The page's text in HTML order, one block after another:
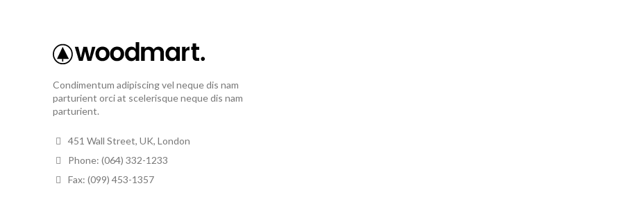
Condimentum adipiscing vel neque dis nam
parturient orci at scelerisque neque dis nam
parturient.
451 Wall Street, UK, London
Phone: (064) 332-1233
Fax: (099) 453-1357